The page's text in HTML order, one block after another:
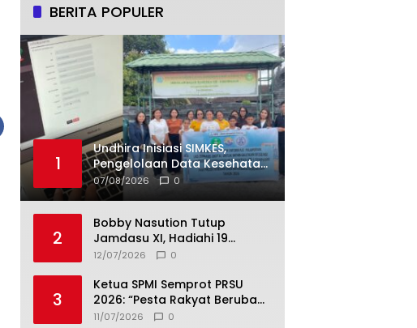
BERITA POPULER
1
Undhira Inisiasi SIMKES,
Pengelolaan Data Kesehatan
Siswa Kini Lebih Cepat dan
Terintegrasi
07/08/2026 0
2
Bobby Nasution Tutup
Jamdasu XI, Hadiahi 19
Petugas Upacara Berangkat
12/07/2026 0
3
Ketua SPMI Semprot PRSU
2026: “Pesta Rakyat Berubah
Jadi Ajang Bisnis, Target 300
11/07/2026 0